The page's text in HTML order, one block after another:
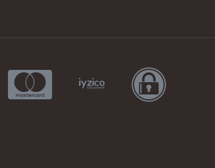
Kumaş kalitesi ve basım